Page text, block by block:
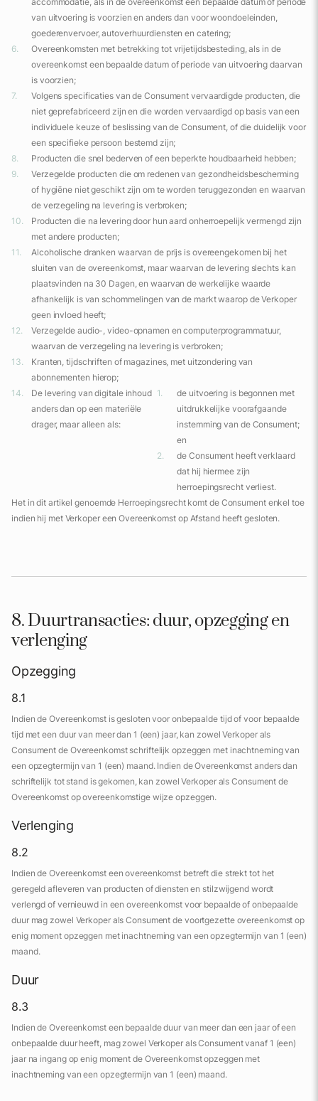
van uitvoering is voorzien en anders dan voor woondoeleinden,
goederenvervoer, autoverhuurdiensten en catering;
Overeenkomsten met betrekking tot vrijetijdsbesteding, als in de
overeenkomst een bepaalde datum of periode van uitvoering daarvan
is voorzien;
Volgens specificaties van de Consument vervaardigde producten, die
niet geprefabriceerd zijn en die worden vervaardigd op basis van een
individuele keuze of beslissing van de Consument, of die duidelijk voor
een specifieke persoon bestemd zijn;
Producten die snel bederven of een beperkte houdbaarheid hebben;
Verzegelde producten die om redenen van gezondheidsbescherming
of hygiëne niet geschikt zijn om te worden teruggezonden en waarvan
de verzegeling na levering is verbroken;
Producten die na levering door hun aard onherroepelijk vermengd zijn
met andere producten;
Alcoholische dranken waarvan de prijs is overeengekomen bij het
sluiten van de overeenkomst, maar waarvan de levering slechts kan
plaatsvinden na 30 Dagen, en waarvan de werkelijke waarde
afhankelijk is van schommelingen van de markt waarop de Verkoper
geen invloed heeft;
Verzegelde audio-, video-opnamen en computerprogrammatuur,
waarvan de verzegeling na levering is verbroken;
Kranten, tijdschriften of magazines, met uitzondering van
abonnementen hierop;
De levering van digitale inhoud
anders dan op een materiële
drager, maar alleen als:
de uitvoering is begonnen met
uitdrukkelijke voorafgaande
instemming van de Consument;
en
de Consument heeft verklaard
dat hij hiermee zijn
herroepingsrecht verliest.
Het in dit artikel genoemde Herroepingsrecht komt de Consument enkel toe
indien hij met Verkoper een Overeenkomst op Afstand heeft gesloten.
8. Duurtransacties: duur, opzegging en
verlenging
Opzegging
8.1
Indien de Overeenkomst is gesloten voor onbepaalde tijd of voor bepaalde
tijd met een duur van meer dan 1 (een) jaar, kan zowel Verkoper als
Consument de Overeenkomst schriftelijk opzeggen met inachtneming van
een opzegtermijn van 1 (een) maand. Indien de Overeenkomst anders dan
schriftelijk tot stand is gekomen, kan zowel Verkoper als Consument de
Overeenkomst op overeenkomstige wijze opzeggen.
Verlenging
8.2
Indien de Overeenkomst een overeenkomst betreft die strekt tot het
geregeld afleveren van producten of diensten en stilzwijgend wordt
verlengd of vernieuwd in een overeenkomst voor bepaalde of onbepaalde
duur mag zowel Verkoper als Consument de voortgezette overeenkomst op
enig moment opzeggen met inachtneming van een opzegtermijn van 1 (een)
maand.
Duur
8.3
Indien de Overeenkomst een bepaalde duur van meer dan een jaar of een
onbepaalde duur heeft, mag zowel Verkoper als Consument vanaf 1 (een)
jaar na ingang op enig moment de Overeenkomst opzeggen met
inachtneming van een opzegtermijn van 1 (een) maand.